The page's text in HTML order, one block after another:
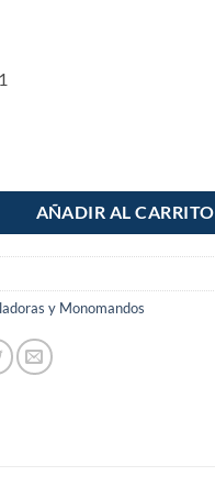
AÑADIR AL CARRITO
y Monomandos